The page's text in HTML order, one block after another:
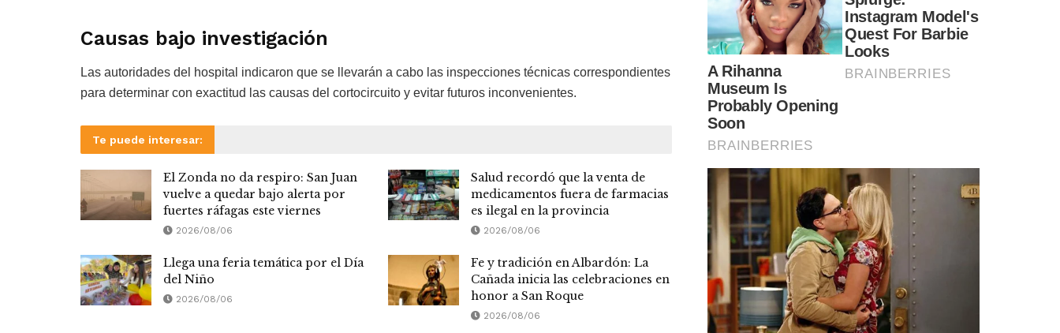
Causas bajo investigación
Las autoridades del hospital indicaron que se llevarán a cabo las inspecciones técnicas correspondientes
para determinar con exactitud las causas del cortocircuito y evitar futuros inconvenientes.
Te puede interesar:
El Zonda no da respiro: San Juan
vuelve a quedar bajo alerta por
fuertes ráfagas este viernes
2026/08/06
Salud recordó que la venta de
medicamentos fuera de farmacias
es ilegal en la provincia
2026/08/06
Llega una feria temática por el Día
del Niño
2026/08/06
Fe y tradición en Albardón: La
Cañada inicia las celebraciones en
honor a San Roque
2026/08/06